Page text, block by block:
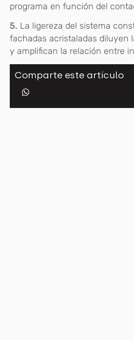
programa en función del
5. La ligereza del sistema
fachadas acristaladas diluyen
y amplifican la relación entre
Comparte este artículo